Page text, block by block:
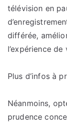
télévision en
différée,
l’expérience de
Plus d’infos à
Néanmoins,
prudence